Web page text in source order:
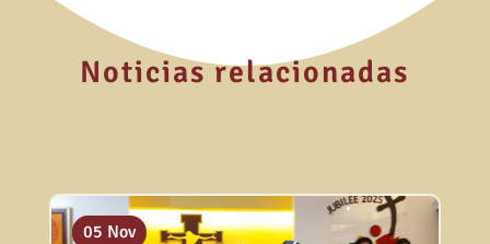
Noticias relacionadas
11 Jul
05 Nov